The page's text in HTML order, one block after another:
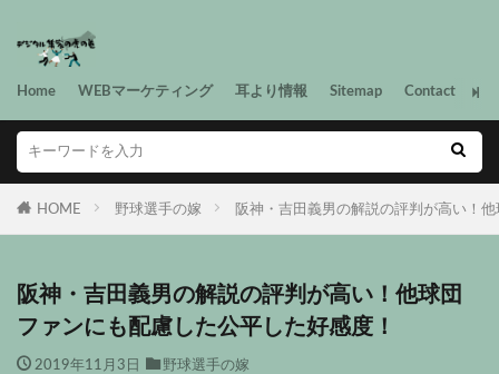
Home WEBマーケティング 耳より情報 Sitemap Contact
HOME 野球選手の嫁 阪神・吉田義男の解説の評判が高い！
阪神・吉田義男の解説の評判が高い！他球団
ファンにも配慮した公平した好感度！
2019年11月3日 野球選手の嫁